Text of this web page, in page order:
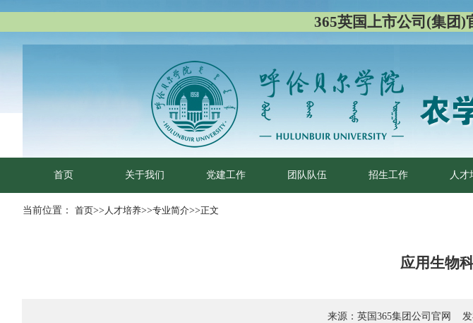
365英国上市公司(集团
首页 关于我们 党建工作 团队队伍 招生工作 人才
当前位置： 首页>> 人才培养>>专业简介>>正文
应用生物
来源：英国365集团公司官网